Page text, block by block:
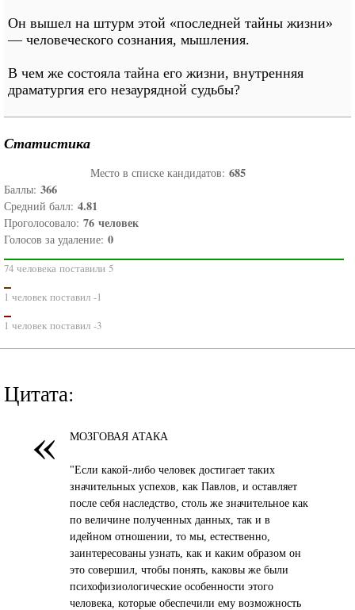
Он вышел на штурм этой «последней тайны жизни»
— человеческого сознания, мышления.
В чем же состояла тайна его жизни, внутренняя
драматургия его незаурядной судьбы?
Статистика
Место в списке кандидатов: 685
Баллы: 366
Средний балл: 4.81
Проголосовало: 76 человек
Голосов за удаление: 0
74 человека поставили 5
1 человек поставил -1
1 человек поставил -3
Цитата:
« МОЗГОВАЯ АТАКА
"Если какой-либо человек достигает таких
значительных успехов, как Павлов, и оставляет
после себя наследство, столь же значительное как
по величине полученных данных, так и в
идейном отношении, то мы, естественно,
заинтересованы узнать, как и каким образом он
это совершил, чтобы понять, каковы же были
психофизиологические особенности этого
человека, которые обеспечили ему возможность